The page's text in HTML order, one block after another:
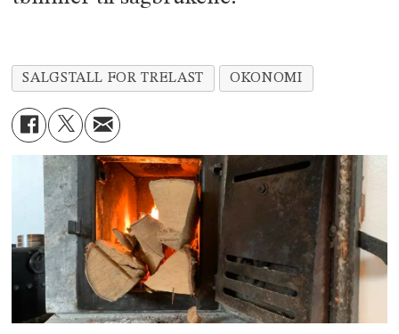
SALGSTALL FOR TRELAST OKONOMI